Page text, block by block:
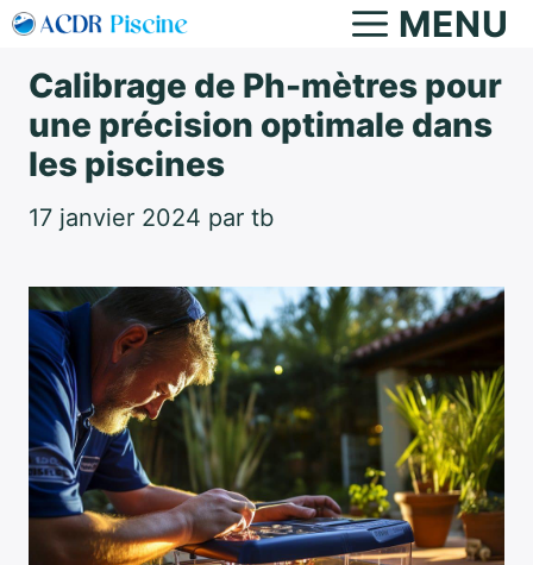
Aller
contenu
MENU
Calibrage de Ph-mètres pour
une précision optimale dans
les piscines
17 janvier 2024 par tb